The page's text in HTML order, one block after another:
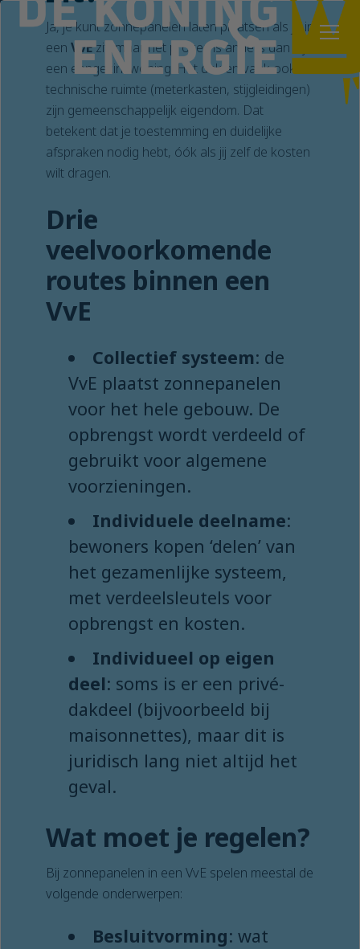
Ja, je kunt zonnepanelen laten plaatsen als je in
een VvEzit, maar het proces is anders dan bij
een eengezinswoning. Het dak en vaak ook de
technische ruimte (meterkasten, stijgleidingen)
zijn gemeenschappelijk eigendom. Dat
betekent dat je toestemming en duidelijke
afspraken nodig hebt, óók als jij zelf de kosten
wilt dragen.
Drie
veelvoorkomende
routes binnen een
VvE
Collectief systeem: de
VvE plaatst zonnepanelen
voor het hele gebouw. De
opbrengst wordt verdeeld of
gebruikt voor algemene
voorzieningen.
Individuele deelname:
bewoners kopen ‘delen’ van
het gezamenlijke systeem,
met verdeelsleutels voor
opbrengst en kosten.
Individueel op eigen
deel: soms is er een privé-
dakdeel (bijvoorbeeld bij
maisonnettes), maar dit is
juridisch lang niet altijd het
geval.
Wat moet je regelen?
Bij zonnepanelen in een VvE spelen meestal de
volgende onderwerpen:
Besluitvorming: wat